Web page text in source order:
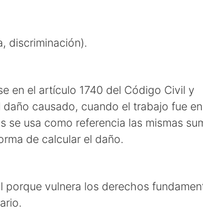
discriminación).
en el artículo 1740 del Código Civil y
causado, cuando el trabajo fue en
se usa como referencia las mismas
de calcular el daño.
vulnera los derechos